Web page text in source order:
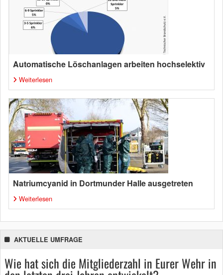
Automatische Löschanlagen arbeiten hochselektiv
Weiterlesen
Natriumcyanid in Dortmunder Halle ausgetreten
Weiterlesen
AKTUELLE UMFRAGE
Wie hat sich die Mitgliederzahl in Eurer Wehr in